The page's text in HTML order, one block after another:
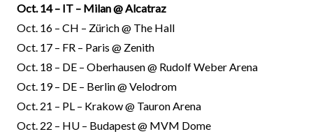
Oct. 14 – IT – Milan @ Alcatraz
Oct. 16 – CH – Zürich @ The Hall
Oct. 17 – FR – Paris @ Zenith
Oct. 18 – DE – Oberhausen @ Rudolf Weber Arena
Oct. 19 – DE – Berlin @ Velodrom
Oct. 21 – PL – Krakow @ Tauron Arena
Oct. 22 – HU – Budapest @ MVM Dome